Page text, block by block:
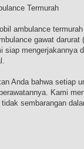
Termurah
ambulance
gawat
siap mengerjakannya
Anda bahwa setiap
Kami
sembarangan